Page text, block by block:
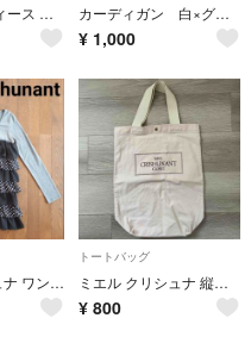
ベレー帽 レディース ファー ふわふわ 秋 冬 アンゴラ ピンク 無地 カーディガン 白×グレー×黒 ボーダー
¥ 1,000
ミエルクリシュナ ワンピース フリル 水玉
トートバッグ
ミエル クリシュナ 縦型 トートバッグ ハンドバッグ ノベルティー
¥ 800